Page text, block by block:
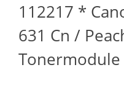
112217 *
631 Cn /